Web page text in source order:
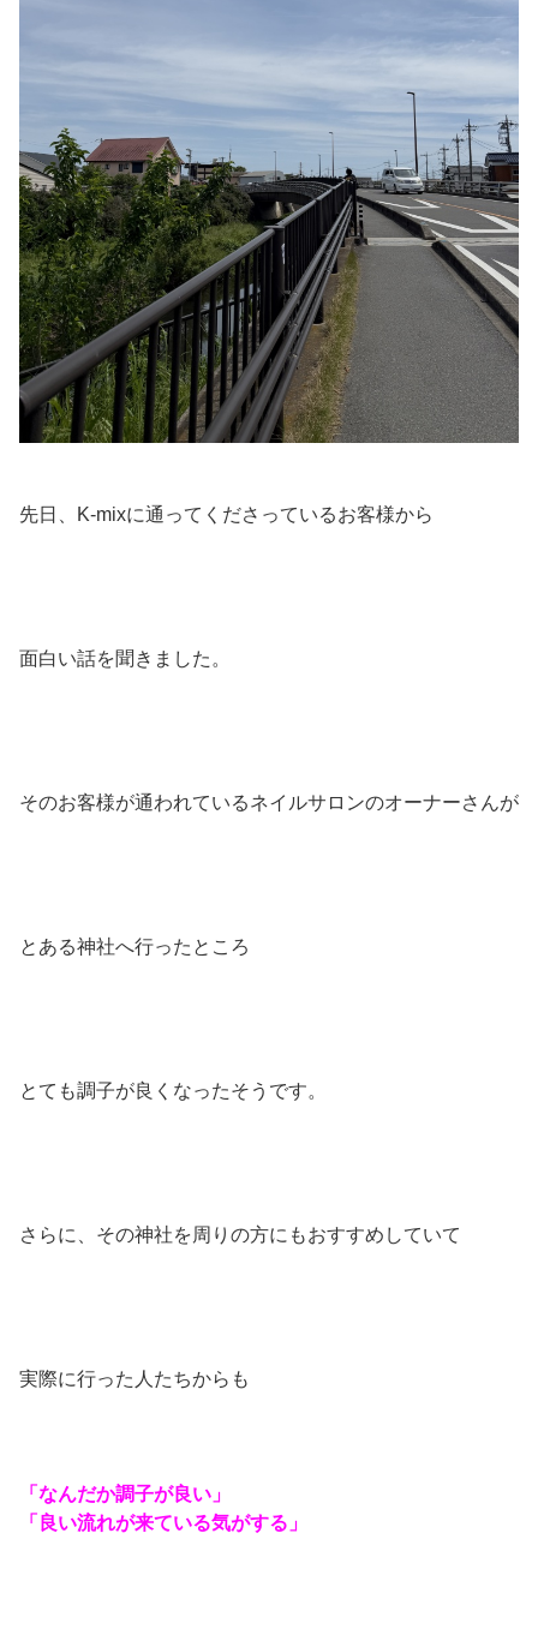
先日、K-mixに通ってくださっているお客様から
面白い話を聞きました。
そのお客様が通われているネイルサロンのオーナーさんが
とある神社へ行ったところ
とても調子が良くなったそうです。
さらに、その神社を周りの方にもおすすめしていて
実際に行った人たちからも
「なんだか調子が良い」
「良い流れが来ている気がする」